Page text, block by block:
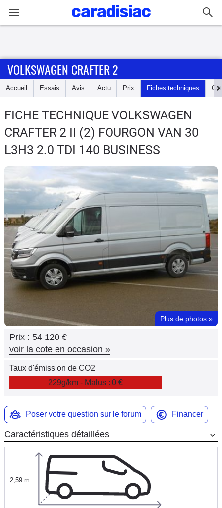
Accueil
Essais
Guide
d'achat
Electriques
Utilitaires
Flottes
Auto
Services
Forum
Moto
Marques
VOLKSWAGEN CRAFTER 2
Accueil Essais Avis Actu Prix Fiches techniques
FICHE TECHNIQUE VOLKSWAGEN
CRAFTER 2 II (2) FOURGON VAN 30
L3H3 2.0 TDI 140 BUSINESS
Plus de photos »
Prix : 54 120 €
voir la cote en occasion »
Taux d'émission de CO2
229g/km - Malus : 0 €
Poser votre question sur le forum Financer
Caractéristiques détaillées
2,59 m